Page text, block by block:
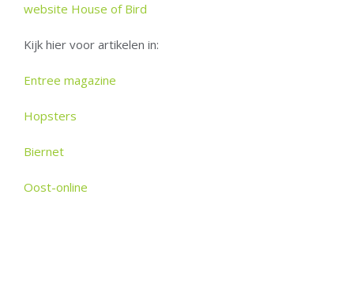
website House of Bird
Kijk hier voor artikelen in:
Entree magazine
Hopsters
Biernet
Oost-online